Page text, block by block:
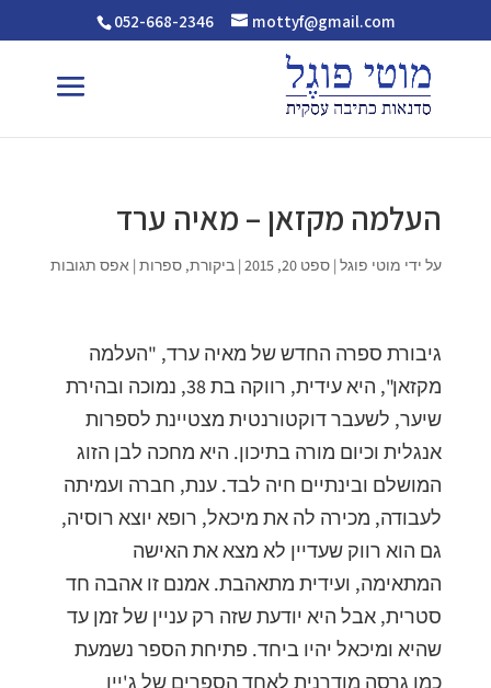
052-668-2346 mottyf@gmail.com
העלמה מקזאן – מאיה ערד
על ידי מוטי פוגל| ספט 20, 2015 | ביקורת, ספרות| אפס תגובות
גיבורת ספרה החדש של מאיה ערד, "העלמה
מקזאן", היא עידית, רווקה בת 38, נמוכה ובהירת
שיער, לשעבר דוקטורנטית מצטיינת לספרות
אנגלית וכיום מורה בתיכון. היא מחכה לבן הזוג
המושלם ובינתיים חיה לבד. ענת, חברה ועמיתה
לעבודה, מכירה לה את מיכאל, רופא יוצא רוסיה,
גם הוא רווק שעדיין לא מצא את האישה
המתאימה, ועידית מתאהבת. אמנם זו אהבה חד
סטרית, אבל היא יודעת שזה רק עניין של זמן עד
שהיא ומיכאל יהיו ביחד. פתיחת הספר נשמעת
כמו גרסה מודרנית לאחד הספרים של ג'יין